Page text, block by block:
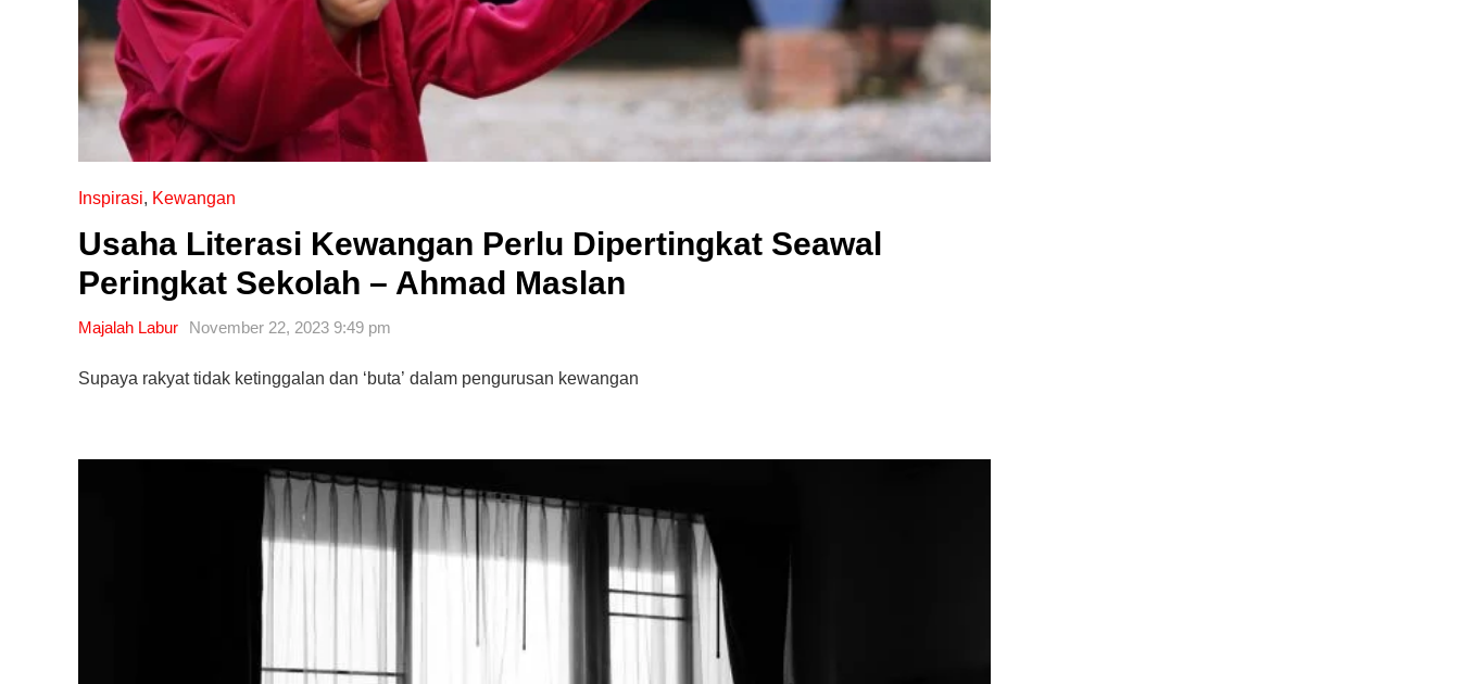
Inspirasi, Kewangan
Usaha Literasi Kewangan Perlu Dipertingkat Seawal
Peringkat Sekolah – Ahmad Maslan
Majalah Labur November 22, 2023 9:49 pm
Supaya rakyat tidak ketinggalan dan ‘buta’ dalam pengurusan kewangan